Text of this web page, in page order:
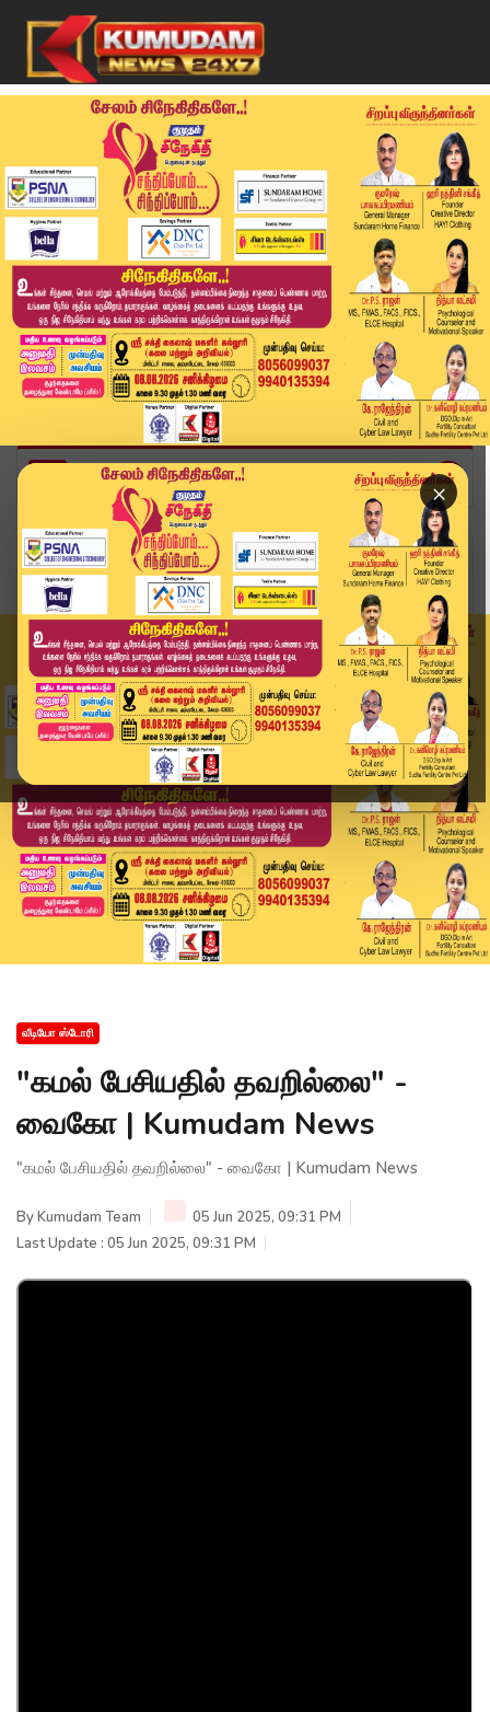
×
Home
வீடியோ ஸ்டோரி
"கமல் பேசியதில் தவறில்லை" - வைகோ | Kumudam News
வீடியோ ஸ்டோரி
"கமல் பேசியதில் தவறில்லை" -
வைகோ | Kumudam News
"கமல் பேசியதில் தவறில்லை" - வைகோ | Kumudam News
ByKumudam Team
05 Jun 2025, 09:31 PM
Last Update : 05 Jun 2025, 09:31 PM